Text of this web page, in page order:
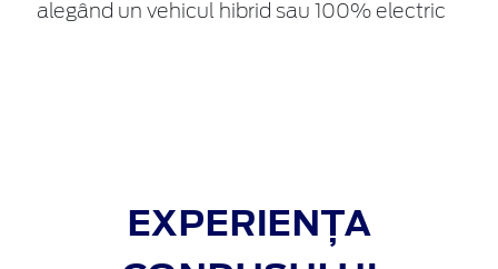
alegând un vehicul hibrid sau 100% electric
EXPERIENȚA